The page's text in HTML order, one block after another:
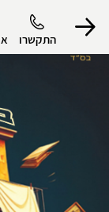
התקשרו